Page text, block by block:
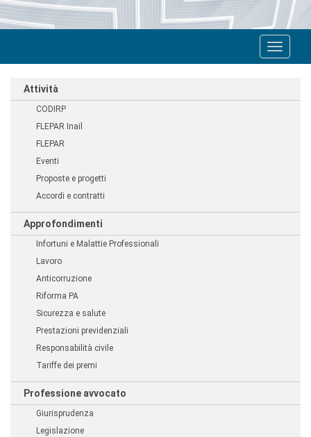
Toggle
Attività
CODIRP
FLEPAR Inail
FLEPAR
Eventi
Proposte e progetti
Accordi e contratti
Approfondimenti
Infortuni e Malattie Professionali
Lavoro
Anticorruzione
Riforma PA
Sicurezza e salute
Prestazioni previdenziali
Responsabilità civile
Tariffe dei premi
Professione avvocato
Giurisprudenza
Legislazione